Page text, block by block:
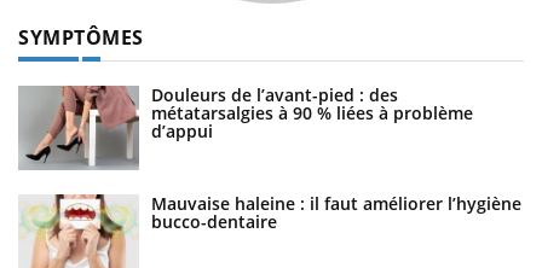
SYMPTÔMES
Douleurs de l’avant-pied : des
métatarsalgies à 90 % liées à problème
d’appui
Mauvaise haleine : il faut améliorer l’hygiène
bucco-dentaire